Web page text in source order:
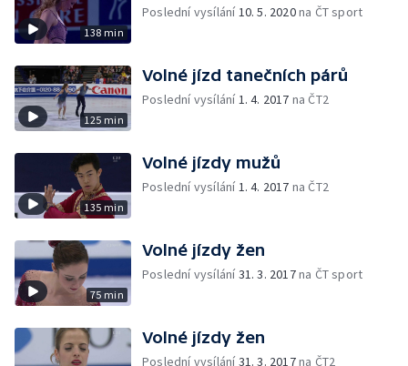
138 min
Poslední vysílání10. 5. 2020na ČT sport
125 min
Volné jízd tanečních párů
Poslední vysílání1. 4. 2017 na ČT2
135 min
Volné jízdy mužů
Poslední vysílání1. 4. 2017 na ČT2
75 min
Volné jízdy žen
Poslední vysílání31. 3. 2017na ČT sport
Volné jízdy žen
Poslední vysílání31. 3. 2017na ČT2